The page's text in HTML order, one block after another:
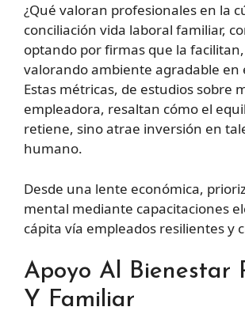
¿Qué valoran profesionales en la
conciliación vida laboral familiar,
optando por firmas que la
valorando ambiente agradable en
Estas métricas, de estudios sobre
empleadora, resaltan cómo el
retiene, sino atrae inversión en
humano.
Desde una lente económica,
mental mediante capacitaciones
cápita vía empleados resilientes y
Apoyo Al Bienestar
Y Familiar